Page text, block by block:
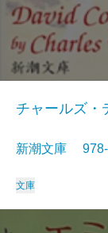
チャールズ・
新潮文庫
文庫